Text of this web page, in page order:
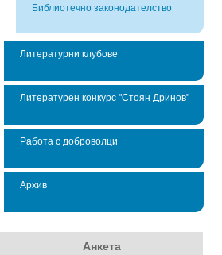
Библиотечно законодателство
Литературни клубове
Литературен конкурс "Стоян Дринов"
Работа с доброволци
Архив
Анкета